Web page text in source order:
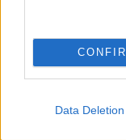
Data Deletion